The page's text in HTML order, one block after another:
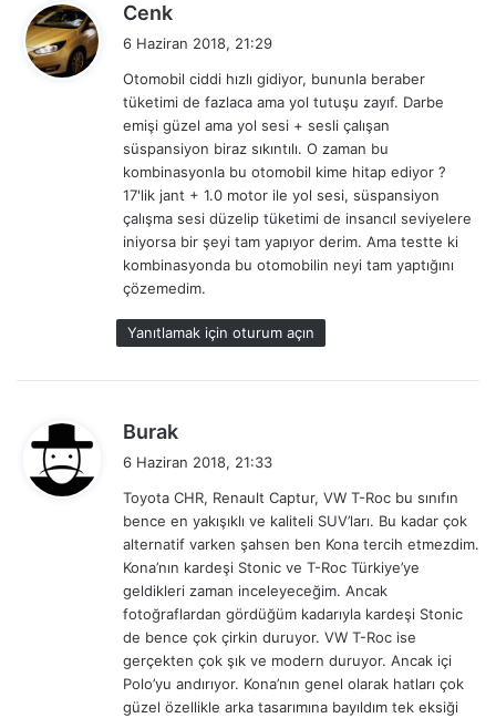
Cenk
i
k
i
:
6 Haziran 2018, 21:29
Otomobil ciddi hızlı gidiyor, bununla beraber
tüketimi de fazlaca ama yol tutuşu zayıf. Darbe
emişi güzel ama yol sesi + sesli çalışan
süspansiyon biraz sıkıntılı. O zaman bu
kombinasyonla bu otomobil kime hitap ediyor ?
17'lik jant + 1.0 motor ile yol sesi, süspansiyon
çalışma sesi düzelip tüketimi de insancıl seviyelere
iniyorsa bir şeyi tam yapıyor derim. Ama testte ki
kombinasyonda bu otomobilin neyi tam yaptığını
çözemedim.
Yanıtlamak için oturum açın
Burak
i
k
i
6 Haziran 2018, 21:33
Toyota CHR, Renault Captur, VW T-Roc bu sınıfın
bence en yakışıklı ve kaliteli SUV’ları. Bu kadar çok
alternatif varken şahsen ben Kona tercih etmezdim.
Kona’nın kardeşi Stonic ve T-Roc Türkiye’ye
geldikleri zaman inceleyeceğim. Ancak
fotoğraflardan gördüğüm kadarıyla kardeşi Stonic
de bence çok çirkin duruyor. VW T-Roc ise
gerçekten çok şık ve modern duruyor. Ancak içi
Polo’yu andırıyor. Kona’nın genel olarak hatları çok
güzel özellikle arka tasarımına bayıldım tek eksiği